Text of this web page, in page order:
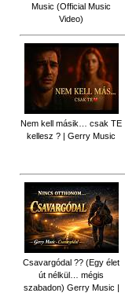
Music (Official Music
Video)
Nem kell másik… csak TE
kellesz ? | Gerry Music
Csavargódal ?? (Egy élet
út nélkül… mégis
szabadon) Gerry Music |